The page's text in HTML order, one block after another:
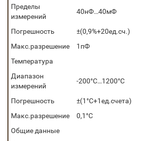
Пределы
измерений
40нФ…40мФ
Погрешность
±(0,9%+20ед.сч.)
Макс.разрешение
1пФ
Температура
Диапазон
измерений
-200°С…1200°С
Погрешность
±(1°С+1ед.счета)
Макс.разрешение
0,1°С
Общие данные